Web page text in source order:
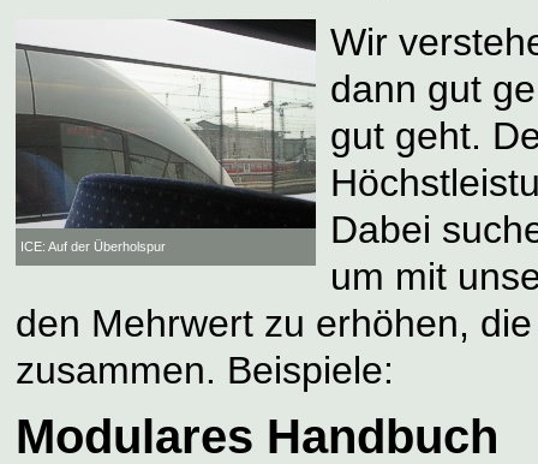
ICE: Auf der Überholspur
Wir
dann gut
gut geht.
Dabei
um mit
den Mehrwert zu erhöhen,
zusammen. Beispiele:
Modulares Handbuch